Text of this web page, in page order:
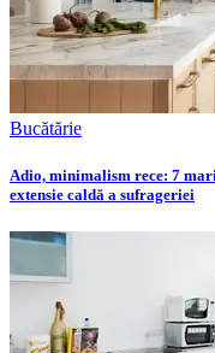
Bucătărie
Adio, minimalism rece: 7
extensie caldă a sufrageriei